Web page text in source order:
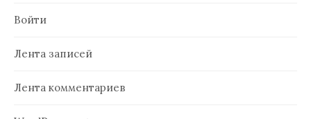
Войти
Лента записей
Лента комментариев